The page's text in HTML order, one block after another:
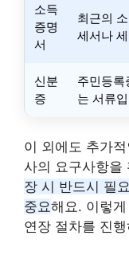
소득
증명
서
최근의
세서나
신분
증
주민등록
는 서류
이 외에도 추가
사의 요구사항을
장 시 반드시 필
중요해요. 이렇
연장 절차를 진